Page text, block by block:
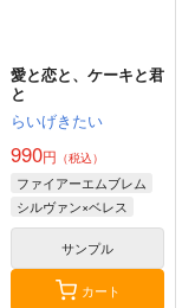
カート
愛と恋と、ケーキと君
と
らいげきたい
990円 （税込）
ファイアーエムブレム
シルヴァン×ベレス
サンプル
カート